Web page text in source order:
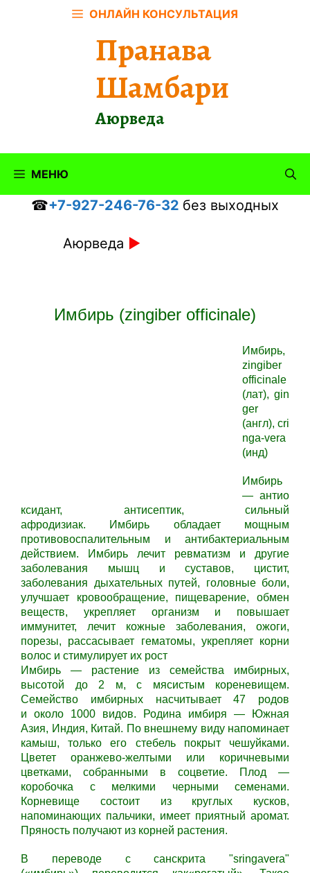
ОНЛАЙН КОНСУЛЬТАЦИЯ
Пранава
Шамбари
Аюрведа
МЕНЮ
☎+7-927-246-76-32 без выходных
Аюрведа ►
Имбирь (zingiber officinale)
Имбирь,
zingiber
officinale
(лат), gin
ger
(англ), cri
nga-vera
(инд)
Имбирь
— антио
ксидант, антисептик, сильный
афродизиак. Имбирь обладает мощным
противовоспалительным и антибактериальным
действием.
Имбирь лечит ревматизм и другие
заболевания мышц и суставов, цистит,
заболевания дыхательных путей, головные боли,
улучшает кровообращение, пищеварение, обмен
веществ, укрепляет организм и повышает
иммунитет, лечит кожные заболевания, ожоги,
порезы, рассасывает гематомы, укрепляет корни
волос и стимулирует их рост
Имбирь — растение из семейства имбирных,
высотой до 2 м, с мясистым кореневищем.
Семейство имбирных насчитывает 47 родов
и около 1000 видов. Родина имбиря — Южная
Азия, Индия, Китай. По внешнему виду напоминает
камыш, только его стебель покрыт чешуйками.
Цветет оранжево-желтыми или коричневыми
цветками, собранными в соцветие. Плод —
коробочка с мелкими черными семенами.
Корневище состоит из круглых кусков,
напоминающих пальчики, имеет приятный аромат.
Пряность получают из корней растения.
В переводе с санскрита "sringavera"